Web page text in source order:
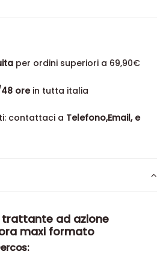
per ordini superiori a 69,90€
orein tutta italia
contattaci a Telefono,Email, e
ad azione
maxi formato